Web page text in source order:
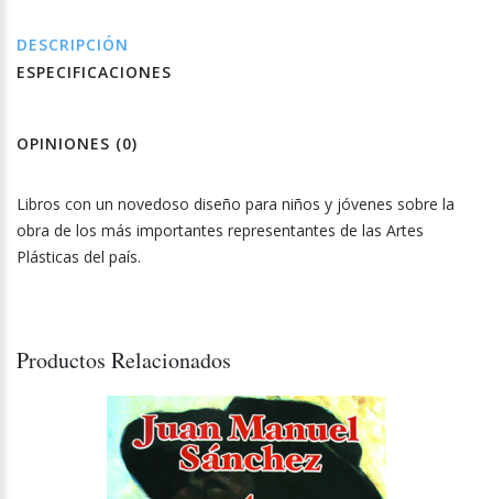
DESCRIPCIÓN
ESPECIFICACIONES
OPINIONES (0)
Libros con un novedoso diseño para niños y jóvenes sobre la
obra de los más importantes representantes de las Artes
Plásticas del país.
Productos Relacionados